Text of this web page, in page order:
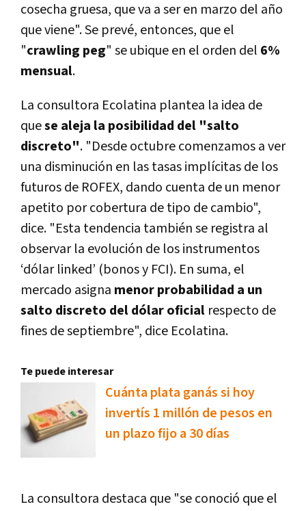
cosecha gruesa, que va a ser en marzo del año
que viene". Se prevé, entonces, que el
"crawling peg" se ubique en el orden del 6%
mensual.
La consultora Ecolatina plantea la idea de
quese aleja la posibilidad del "salto
discreto". "Desde octubre comenzamos a ver
una disminución en las tasas implícitas de los
futuros de ROFEX, dando cuenta de un menor
apetito por cobertura de tipo de cambio",
dice. "Esta tendencia también se registra al
observar la evolución de los instrumentos
‘dólar linked’ (bonos y FCI). En suma, el
mercado asigna menor probabilidad a un
salto discreto del dólar oficial respecto de
fines de septiembre", dice Ecolatina.
Te puede interesar
Cuánta plata ganás si hoy
invertís 1 millón de pesos en
un plazo fijo a 30 días
La consultora destaca que "se conoció que el